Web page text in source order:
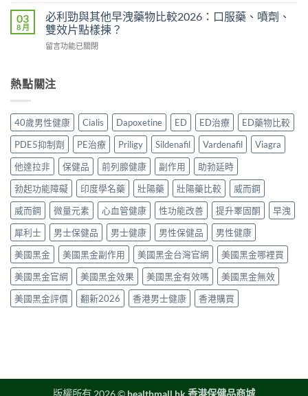
2026
香
港
實
測
價〉
中
常
見
作
全
方
法
與
正
貨
購
買
指
南〉
中
正
貨？
2026
年
渠
價
錢
完
整
指
南〉
中
久
液
哪
裡
安
年
香
港
延
時
噴
霧
購
指
南〉
中
03
8 月
必利勁與其他早洩藥物比較2026：口服藥、噴劑、
雙效片點樣揀？
在
勁
與
他
早
洩
藥
物
比
較
2026：
服
藥、
噴
劑、
雙
效
片
點
留言功能已關閉
熱點關注
40歲男性健康 Cialis Dapoxetine ED ED治療
ED藥物比較
PDE5抑制劑
PE治療 Priligy Sildenafil Vardenafil
Viagra
他達拉非
保健品 前列腺健康 副作用
助勃延時
勃起功能障礙
印度學名藥 壯陽藥 壯陽藥比較
威而鋼
威而鋼
微量元素 心血管健康 性功能改善 提升睪固酮
早洩
犀利士
男士保健品 男士健康 男性保健品
男性健康
美國黑金
美國黑金副作用 美國黑金台灣官網
美國黑金哪裡買
美國黑金官網
美國黑金效果 美國黑金有效嗎
美國黑金無效
美國黑金評價
翻新2026 香港男士健康 香港購買
版權所有 2026 © healthmall.hk 香港保健品商城